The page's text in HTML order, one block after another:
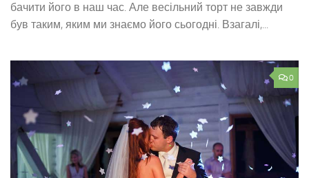
бачити його в наш час. Але весільний торт не завжди
був таким, яким ми знаємо його сьогодні. Взагалі,...
0